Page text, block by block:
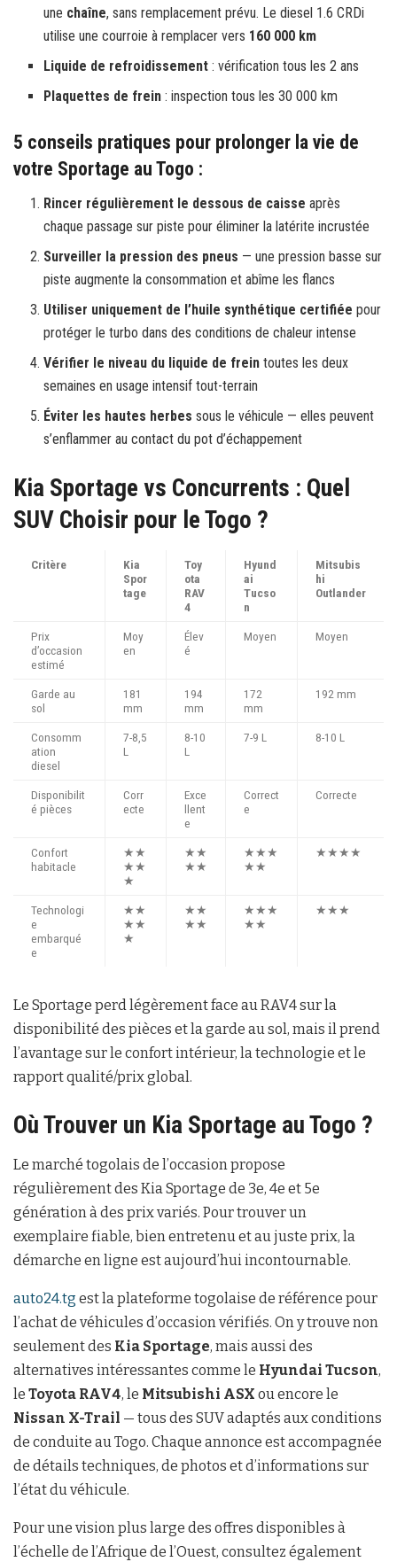
une chaîne, sans remplacement prévu. Le diesel 1.6 CRDi
utilise une courroie à remplacer vers 160 000 km
Liquide de refroidissement : vérification tous les 2 ans
Plaquettes de frein : inspection tous les 30 000 km
5 conseils pratiques pour prolonger la vie de
votre Sportage au Togo :
Rincer régulièrement le dessous de caisse après
chaque passage sur piste pour éliminer la latérite incrustée
Surveiller la pression des pneus — une pression basse sur
piste augmente la consommation et abîme les flancs
Utiliser uniquement de l’huile synthétique certifiée pour
protéger le turbo dans des conditions de chaleur intense
Vérifier le niveau du liquide de frein toutes les deux
semaines en usage intensif tout-terrain
Éviter les hautes herbes sous le véhicule — elles peuvent
s’enflammer au contact du pot d’échappement
Kia Sportage vs Concurrents : Quel
SUV Choisir pour le Togo ?
Critère
Kia
Spor
tage
Toy
ota
RAV
4
Hyund
ai
Tucso
n
Mitsubis
hi
Outlander
Prix
d’occasion
estimé
Moy
en
Élev
é
Moyen Moyen
Garde au
sol
181
mm
194
mm
172
mm
192 mm
Consomm
ation
diesel
7-8,5
L
8-10
L
7-9 L 8-10 L
Disponibilit
é pièces
Corr
ecte
Exce
llent
e
Correct
e
Correcte
Confort
habitacle
★★
★★
★
★★
★★
★★★
★★
★★★★
Technologi
e
embarqué
e
★★
★★
★
★★
★★
★★★
★★
★★★
Le Sportage perd légèrement face au RAV4 sur la
disponibilité des pièces et la garde au sol, mais il prend
l’avantage sur le confort intérieur, la technologie et le
rapport qualité/prix global.
Où Trouver un Kia Sportage au Togo ?
Le marché togolais de l’occasion propose
régulièrement des Kia Sportage de 3e, 4e et 5e
génération à des prix variés. Pour trouver un
exemplaire fiable, bien entretenu et au juste prix, la
démarche en ligne est aujourd’hui incontournable.
auto24.tg est la plateforme togolaise de référence pour
l’achat de véhicules d’occasion vérifiés. On y trouve non
seulement des Kia Sportage, mais aussi des
alternatives intéressantes comme le Hyundai Tucson,
le Toyota RAV4, le Mitsubishi ASX ou encore le
Nissan X-Trail — tous des SUV adaptés aux conditions
de conduite au Togo. Chaque annonce est accompagnée
de détails techniques, de photos et d’informations sur
l’état du véhicule.
Pour une vision plus large des offres disponibles à
l’échelle de l’Afrique de l’Ouest, consultez également